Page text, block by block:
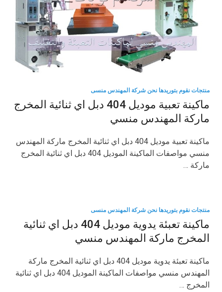
منتجات نقوم بتوريدها نحن شركة المهندس منسى
ماكينة تعبية موديل 404 دبل اي ثنائية المخرج
ماركة المهندس منسي
ماكينة تعبية موديل 404 دبل اي ثنائية المخرج ماركة المهندس
منسي مواصفات الماكينة الموديل 404 دبل اي ثنائية المخرج
ماركة …
منتجات نقوم بتوريدها نحن شركة المهندس منسى
ماكينة تعبئة يدوية موديل 404 دبل اي ثنائية
المخرج ماركة المهندس منسي
ماكينة تعبئة يدوية موديل 404 دبل اي ثنائية المخرج ماركة
المهندس منسي مواصفات الماكينة الموديل 404 دبل اي ثنائية
المخرج …